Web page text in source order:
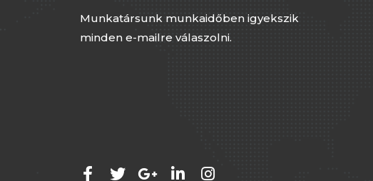
Munkatársunk munkaidőben igyekszik
minden e-mailre válaszolni.